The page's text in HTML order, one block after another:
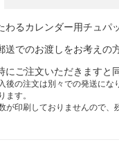
わるカレンダー用チュパ
送でのお渡しをお考えの
にご注文いただきますと
後の注文は別々での発送にな
ます。
が印刷しておりませんので、